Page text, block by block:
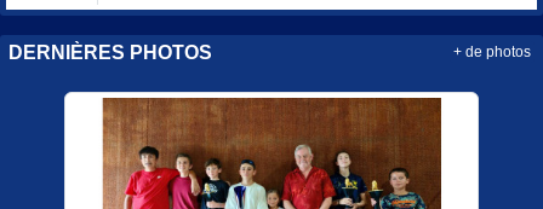
DERNIÈRES PHOTOS + de photos